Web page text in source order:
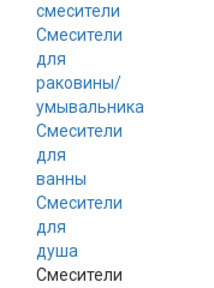
смесители
Смесители
для
раковины/
умывальника
Смесители
для
ванны
Смесители
для
душа
Смесители